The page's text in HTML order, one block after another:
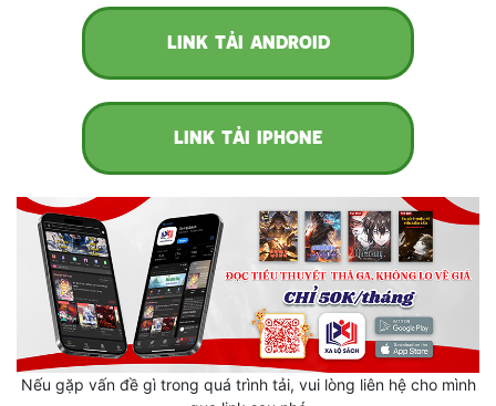
Truyện Nhập Môn
Cung Đấu
Cạnh Kỹ
Cổ Tiên Hiệp
Cổ Đại
LINK TẢI ANDROID
LINK TẢI IPHONE
Nếu gặp vấn đề gì trong quá trình tải, vui lòng liên hệ cho mình